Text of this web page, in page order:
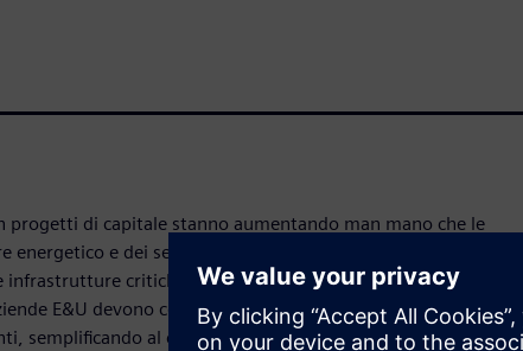
progetti di capitale stanno aumentando man mano che le
energetico e dei servizi pubblici (E&U) rinnovano e
infrastrutture critiche. Per capitalizzare questa preziosa
E&U devono continuare a ottimizzare le prestazioni
semplificando al contempo l’esecuzione dei progetti di